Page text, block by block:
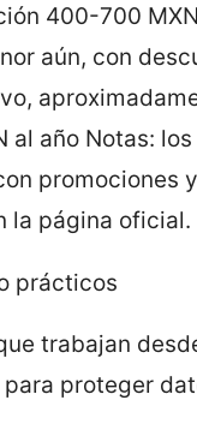
400-700 MXN
aún, con
al año Notas:
promociones
la página oficial.
prácticos
trabajan
para proteger